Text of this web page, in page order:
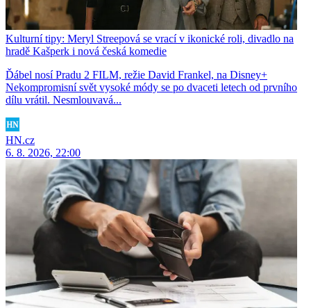
Kulturní tipy: Meryl Streepová se vrací v ikonické roli, divadlo na
hradě Kašperk i nová česká komedie
Ďábel nosí Pradu 2 FILM, režie David Frankel, na Disney+
Nekompromisní svět vysoké módy se po dvaceti letech od prvního
dílu vrátil. Nesmlouvavá...
HN.cz
6. 8. 2026, 22:00